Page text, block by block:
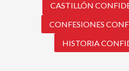
CASTILLÓN
CONFESIONES
HISTORIA